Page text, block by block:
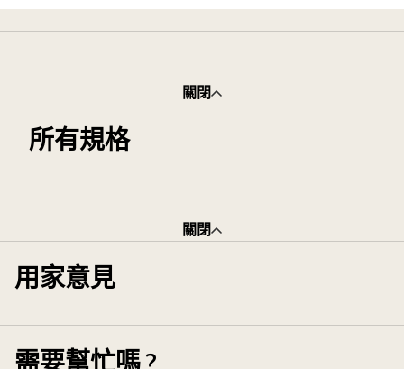
關閉
所有規格
關閉
用家意見
需要幫忙嗎？